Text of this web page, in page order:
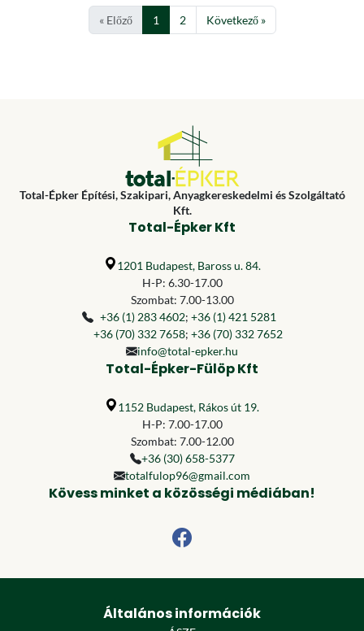
« Előző 1 2 Következő »
Total-Épker Építési, Szakipari, Anyagkereskedelmi és Szolgáltató
Kft.
Total-Épker Kft
1201 Budapest, Baross u. 84.
H-P: 6.30-17.00
Szombat: 7.00-13.00
+36 (1) 283 4602; +36 (1) 421 5281
+36 (70) 332 7658; +36 (70) 332 7652
info@total-epker.hu
Total-Épker-Fülöp Kft
1152 Budapest, Rákos út 19.
H-P: 7.00-17.00
Szombat: 7.00-12.00
+36 (30) 658-5377
totalfulop96@gmail.com
Kövess minket a közösségi médiában!
Általános információk